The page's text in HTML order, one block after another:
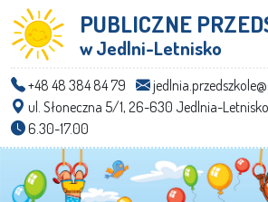
PUBLICZNE
w Jedlni-Letnisko
+48 48 384 84 79
ul. Słoneczna 5/1, 26-630 Jedlnia-Letnisko
6.30-17.00